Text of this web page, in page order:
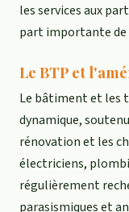
les services aux
part importante
Le BTP et
Le bâtiment et les
dynamique,
rénovation et les
électriciens,
régulièrement
parasismiques et